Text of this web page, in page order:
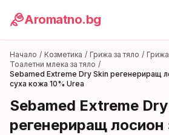
Aromatno.bg
Начало / Козметика / Грижа за тяло /
Тоалетни млека за тяло /
Sebamed Extreme Dry Skin регенериращ
суха кожа 10% Urea
Sebamed Extreme
регенериращ лосион